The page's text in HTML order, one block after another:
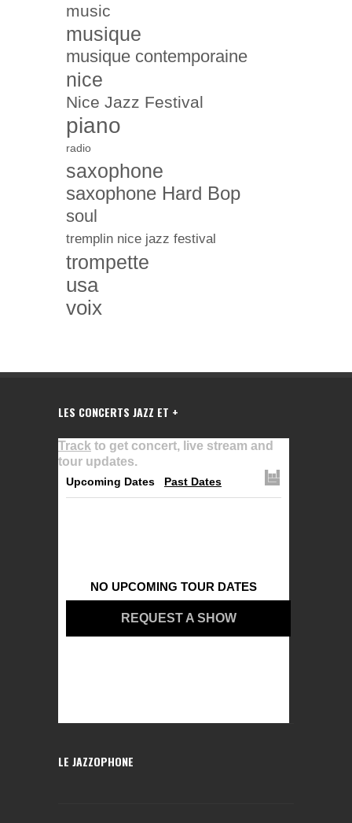
music
musique
musique contemporaine
nice
Nice Jazz Festival
piano
radio
saxophone
saxophone Hard Bop
soul
tremplin nice jazz festival
trompette
usa
voix
LES CONCERTS JAZZ ET +
Track to get concert, live stream and
tour updates.
Upcoming Dates Past Dates
NO UPCOMING TOUR DATES
REQUEST A SHOW
LE JAZZOPHONE